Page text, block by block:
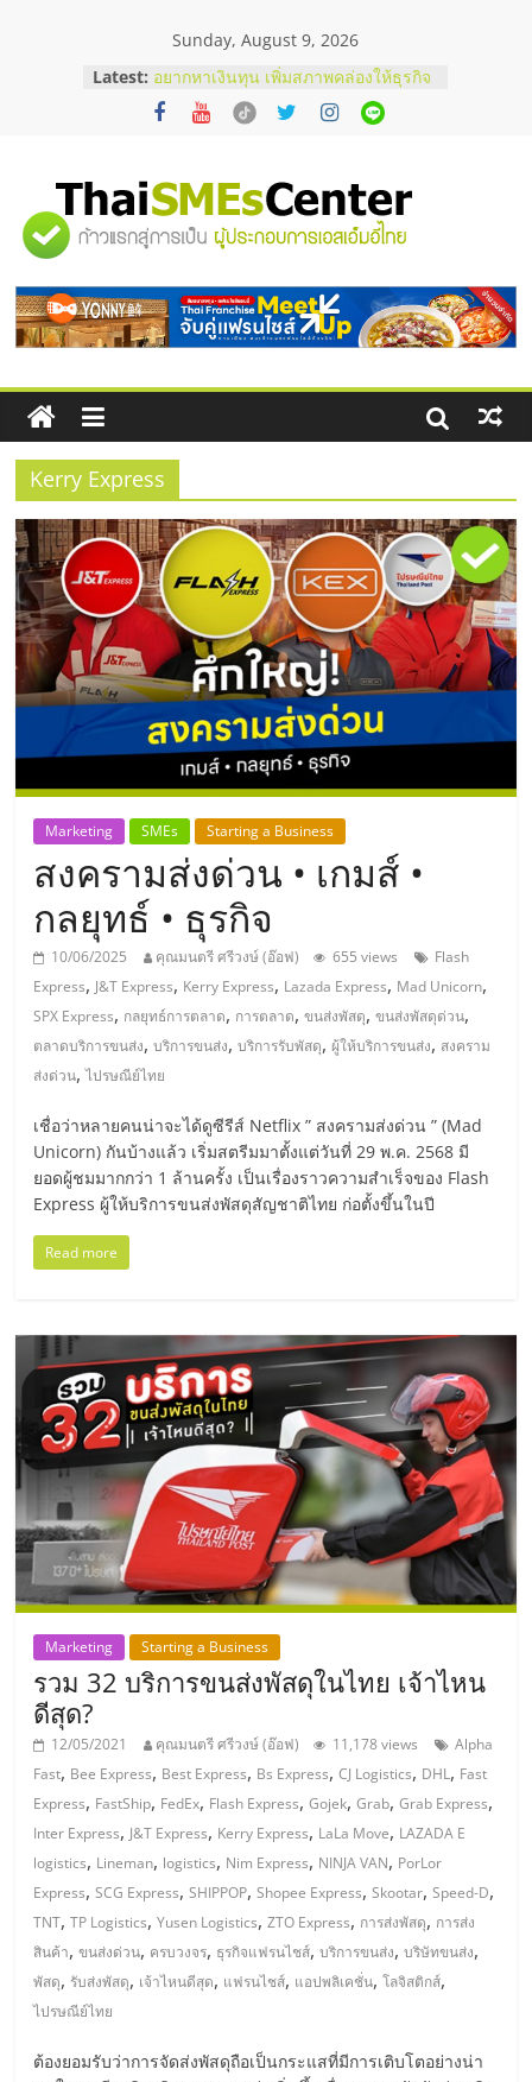
Sunday, August 9, 2026
Latest: อยากหาเงินทุน เพิ่มสภาพคล่องให้ธุรกิจ
เริ่มยังไงให้ผ่านฉลุย
สัมมนาออนไลน์ โอกาสบริหารสถานี
ThaiFranchise Meet Up จับคู่แฟรน
ไชส์ ครั้งที่ 8
ร้านเครื่องเสียงคุณภาพสูง พร้อม
บริษัท Cybersecurity ในไทยที่ไหนดี?
วิธีเลือกผู้ให้บริการให้คุ้มค่าและตอบ
โจทย์ธุรกิจ
"ศูนย์
รวม
ข้อมูล
ธุรกิจ
SME
แห่ง
ประเทศไทย,
ThaiSMEsCenter,
รวม
ธุรกิจ
เอ
ส
เอ็
มอี
ไทย,
SMEs,
แฟ
รน
ไชส์,
ที่
ปรึกษา
แฟ
รน
ไชส์,
รวม
แฟ
รน
ไชส์
ขาย
Kerry Express
Marketing SMEs Starting a Business
สงครามส่งด่วน • เกมส์ •
กลยุทธ์ • ธุรกิจ
10/06/2025 คุณมนตรี ศรีวงษ์ (อ๊อฟ) 655 views
Flash
Express, J&T Express, Kerry Express, Lazada Express, Mad Unicorn,
SPX Express, กลยุทธ์การตลาด, การตลาด,ขนส่งพัสดุ,ขนส่งพัสดุด่วน,
ตลาดบริการขนส่ง,บริการขนส่ง,บริการรับพัสดุ,ผู้ให้บริการขนส่ง, สงคราม
ส่งด่วน,ไปรษณีย์ไทย
เชื่อว่าหลายคนน่าจะได้ดูซีรีส์ Netflix ” สงครามส่งด่วน ” (Mad
Unicorn) กันบ้างแล้ว เริ่มสตรีมมาตั้งแต่วันที่ 29 พ.ค. 2568 มี
ยอดผู้ชมมากกว่า 1 ล้านครั้ง เป็นเรื่องราวความสำเร็จของ Flash
Express ผู้ให้บริการขนส่งพัสดุสัญชาติไทย ก่อตั้งขึ้นในปี
Read more
Marketing Starting a Business
รวม 32 บริการขนส่งพัสดุในไทย เจ้าไหน
ดีสุด?
12/05/2021 คุณมนตรี ศรีวงษ์ (อ๊อฟ) 11,178 views
Alpha
Fast, Bee Express, Best Express, Bs Express,CJ Logistics, DHL, Fast
Express, FastShip, FedEx, Flash Express,Gojek,Grab,Grab Express,
Inter Express, J&T Express, Kerry Express, LaLa Move, LAZADA E
logistics, Lineman, logistics, Nim Express, NINJA VAN, PorLor
Express,SCG Express,SHIPPOP,Shopee Express,Skootar,Speed-D,
TNT,TP Logistics,Yusen Logistics,ZTO Express, การส่งพัสดุ, การส่ง
สินค้า,ขนส่งด่วน, ครบวงจร, ธุรกิจแฟรนไชส์,บริการขนส่ง,บริษัทขนส่ง,
พัสดุ, รับส่งพัสดุ, เจ้าไหนดีสุด, แฟรนไชส์, แอปพลิเคชั่น,โลจิสติกส์,
ไปรษณีย์ไทย
ต้องยอมรับว่าการจัดส่งพัสดุถือเป็นกระแสที่มีการเติบโตอย่างน่า